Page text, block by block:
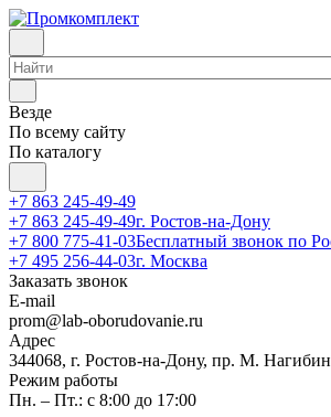
Везде
По всему сайту
По каталогу
+7 863 245-49-49
+7 863 245-49-49г. Ростов-на-Дону
+7 800 775-41-03Бесплатный звонок по
+7 495 256-44-03г. Москва
Заказать звонок
E-mail
prom@lab-oborudovanie.ru
Адрес
344068, г. Ростов-на-Дону, пр. М.
Режим работы
Пн. – Пт.: с 8:00 до 17:00